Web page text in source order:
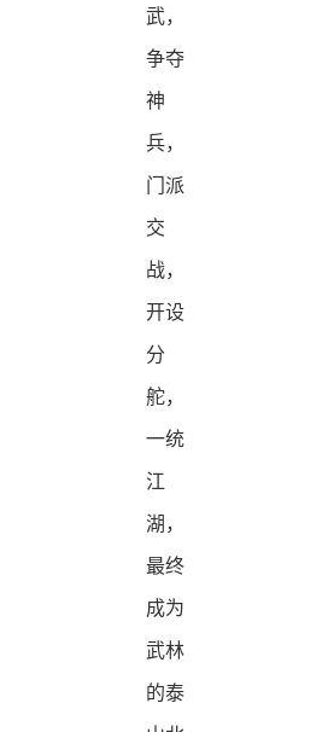
武，
争夺
神
兵，
门派
交
战，
开设
分
舵，
一统
江
湖，
最终
成为
武林
的泰